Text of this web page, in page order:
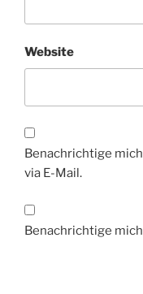
Website
Benachrichtige
via E-Mail.
Benachrichtige